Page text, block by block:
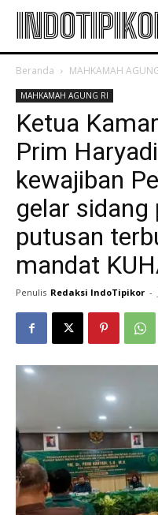
Beranda MAHKAMAH
MAHKAMAH AGUNG RI
Ketua
Prim
kewajiban
gelar sidang
putusan
mandat
Penulis Redaksi IndoTipikor -